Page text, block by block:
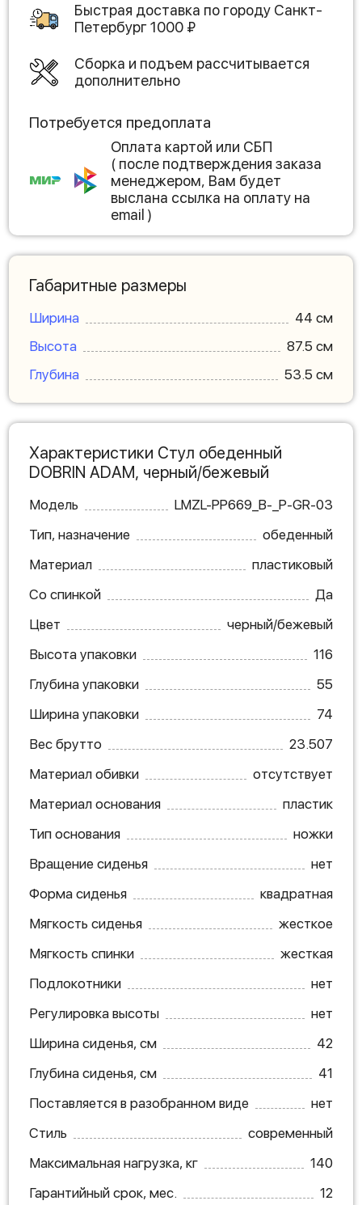
Быстрая доставка по городу Санкт-
Петербург1000 ₽
Сборка и подъем рассчитывается
дополнительно
Потребуется предоплата
Оплата картой или СБП
( после подтверждения заказа
менеджером, Вам будет
выслана ссылка на оплату на
email )
Габаритные размеры
Ширина
44 см
Высота
87.5 см
Глубина
53.5 см
Характеристики Стул обеденный
DOBRIN ADAM, черный/бежевый
Модель
LMZL-PP669_B-_P-GR-03
Тип, назначение
обеденный
Материал
пластиковый
Со спинкой
Да
Цвет
черный/бежевый
Высота упаковки
116
Глубина упаковки
55
Ширина упаковки
74
Вес брутто
23.507
Материал обивки
отсутствует
Материал основания
пластик
Тип основания
ножки
Вращение сиденья
нет
Форма сиденья
квадратная
Мягкость сиденья
жесткое
Мягкость спинки
жесткая
Подлокотники
нет
Регулировка высоты
нет
Ширина сиденья, см
42
Глубина сиденья, см
41
Поставляется в разобранном виде
нет
Стиль
современный
Максимальная нагрузка, кг
140
Гарантийный срок, мес.
12